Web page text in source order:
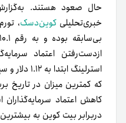
حال صعود هستند.
خبری‌تحلیلیکوین‌دسک
از‌دست‌رفتن اعتماد
که کمترین میزان در تاریخ
کاهش اعتماد
در‌برابر بیت کوین به